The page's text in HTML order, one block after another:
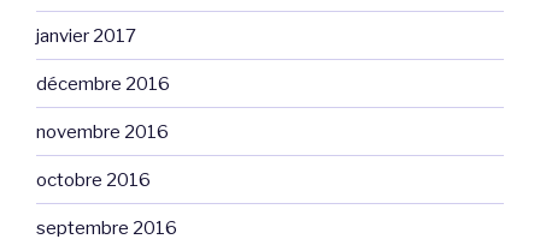
janvier 2017
décembre 2016
novembre 2016
octobre 2016
septembre 2016